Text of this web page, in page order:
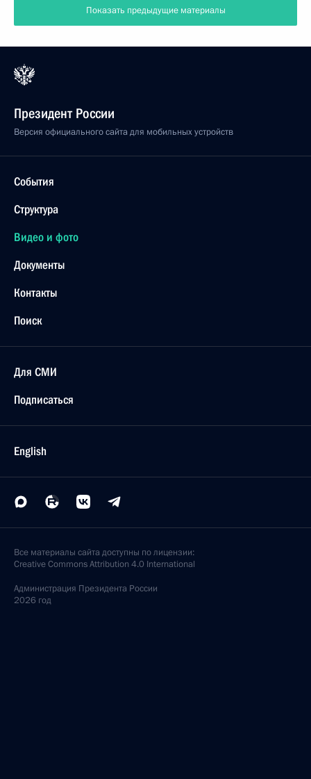
Показать предыдущие материалы
Президент России
Версия официального сайта для мобильных устройств
События
Структура
Видео и фото
Документы
Контакты
Поиск
Для СМИ
Подписаться
English
Все материалы сайта доступны по лицензии:
Creative Commons Attribution 4.0 International
Администрация Президента России
2026 год